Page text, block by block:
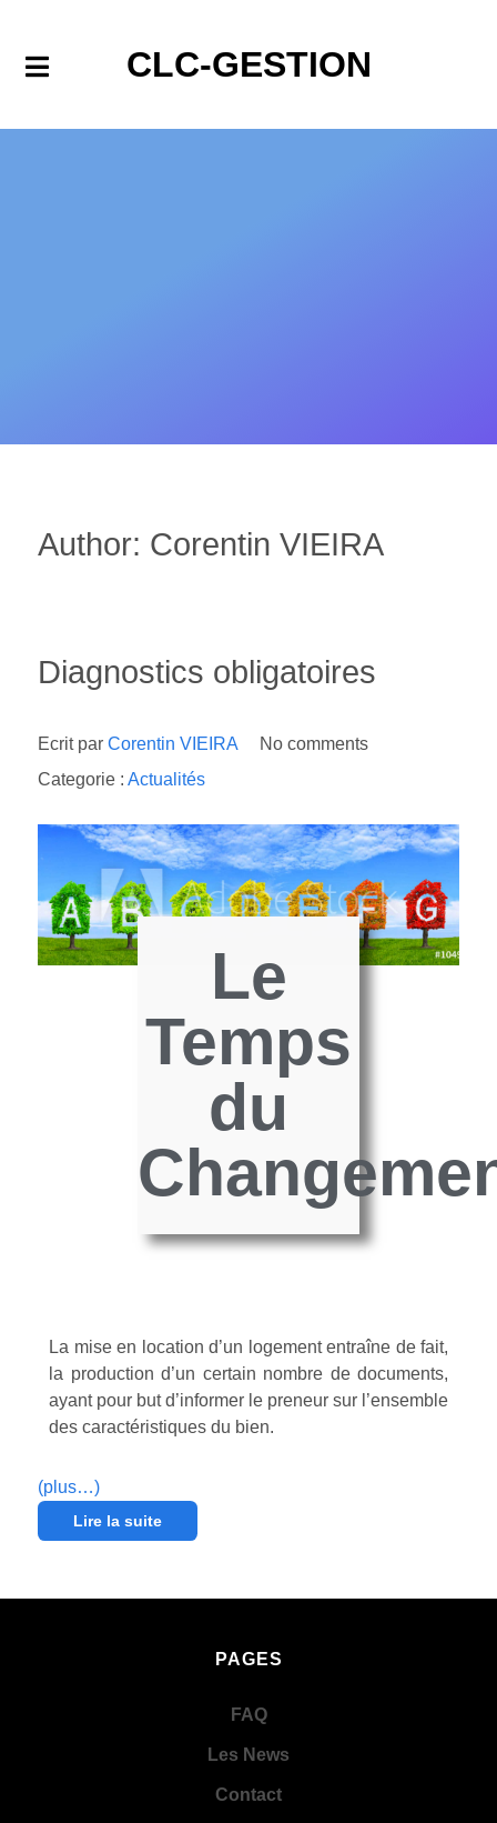
CLC-GESTION
Author: Corentin VIEIRA
Diagnostics obligatoires
Ecrit par Corentin VIEIRA
No comments
Categorie : Actualités
Le
Temps
du
La mise en location d’un logement entraîne de fait,
la production d’un certain nombre de documents,
ayant pour but d’informer le preneur sur l’ensemble
des caractéristiques du bien.
(plus…)
Lire la suite
PAGES
FAQ
Les News
Contact